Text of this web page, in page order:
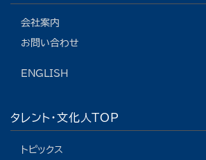
会社案内
お問い合わせ
ENGLISH
タレント・文化人TOP
トピックス